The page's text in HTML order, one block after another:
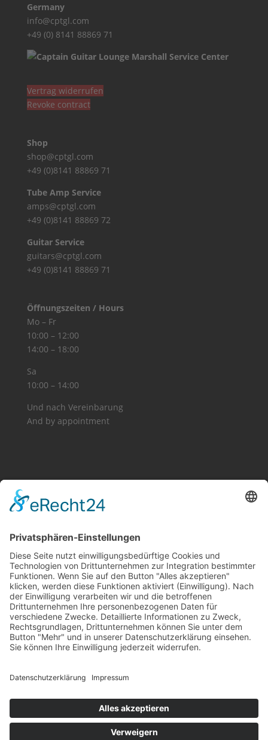
Germany
info@cptgl.com
+49 (0) 8141 88869 71
Vertrag widerrufen
Revoke contract
Shop
shop@cptgl.com
+49 (0)8141 88869 71
Tube Amp Service
amps@cptgl.com
+49 (0)8141 88869 72
Guitar Service
guitars@cptgl.com
+49 (0)8141 88869 71
Öffnungszeiten / Hours
Mo – Fr
10:00 – 12:00
14:00 – 18:00
Sa
10:00 – 14:00
Und nach Vereinbarung
And by appointment
Allgemeine Geschäftsbedingungen
Widerruf
Zahlungsweisen
Versand & Lieferung
Impressum
Datenschutz
Supported by Benz-Net | Designed by Captain Guitar
Lounge | Powered by WordPress | Copyright 2010-
2026 © Captain® Guitar Lounge | Captain® is a
Shopping Cart